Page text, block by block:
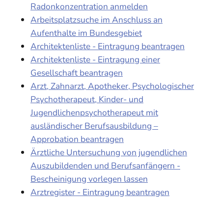
Radonkonzentration anmelden
Arbeitsplatzsuche im Anschluss an
Aufenthalte im Bundesgebiet
Architektenliste - Eintragung beantragen
Architektenliste - Eintragung einer
Gesellschaft beantragen
Arzt, Zahnarzt, Apotheker, Psychologischer
Psychotherapeut, Kinder- und
Jugendlichenpsychotherapeut mit
ausländischer Berufsausbildung –
Approbation beantragen
Ärztliche Untersuchung von jugendlichen
Auszubildenden und Berufsanfängern -
Bescheinigung vorlegen lassen
Arztregister - Eintragung beantragen